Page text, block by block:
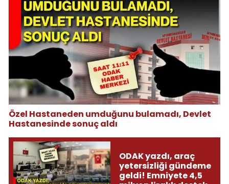
Özel Hastaneden umduğunu bulamadı, Devlet
Hastanesinde sonuç aldı
ODAK yazdı, araç
yetersizliği gündeme
geldi! Emniyete 4,5